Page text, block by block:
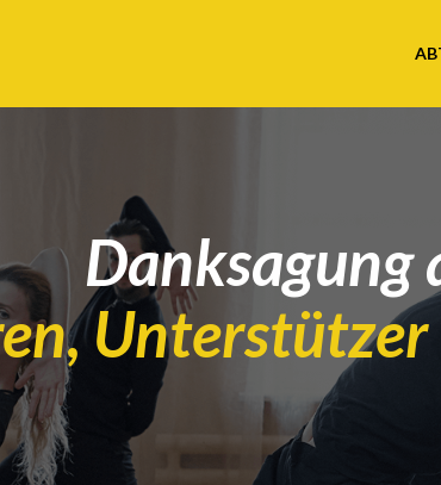
Danksagung